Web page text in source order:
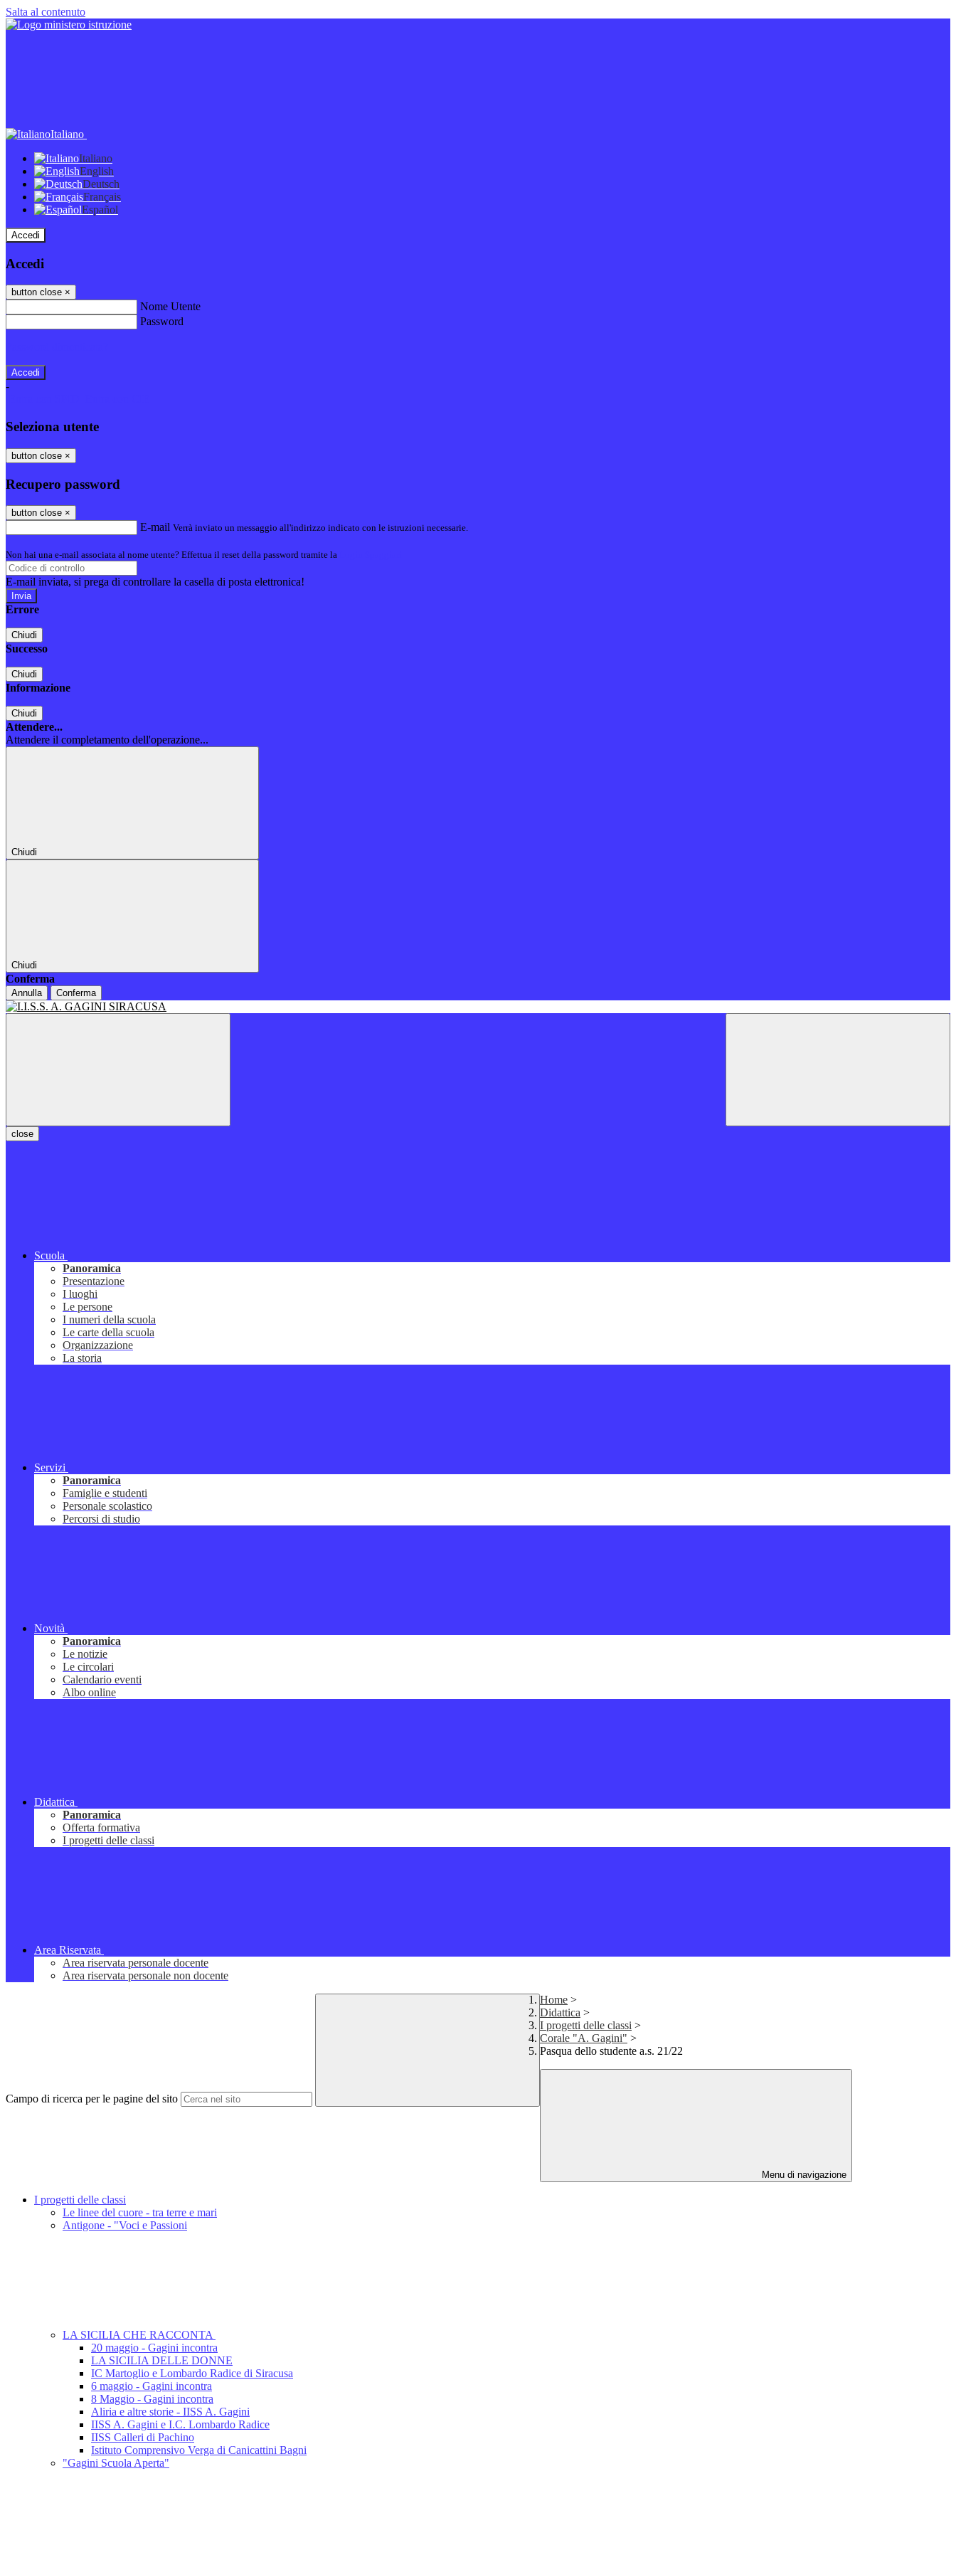
Salta al contenuto
Italiano
Italiano
English
Deutsch
Français
Español
Accedi
Accedi
button close ×
Nome Utente
Password
-
Seleziona utente
button close ×
Recupero password
button close ×
E-mail Verrà inviato un messaggio all'indirizzo indicato con le istruzioni necessarie.
Non hai una e-mail associata al nome utente? Effettua il reset della password tramite la
E-mail inviata, si prega di controllare la casella di posta elettronica!
Errore
Chiudi
Successo
Chiudi
Informazione
Chiudi
Attendere...
Attendere il completamento dell'operazione...
Chiudi
Chiudi
Conferma
Annulla Conferma
close
Scuola
Panoramica
Presentazione
I luoghi
Le persone
I numeri della scuola
Le carte della scuola
Organizzazione
La storia
Servizi
Panoramica
Famiglie e studenti
Personale scolastico
Percorsi di studio
Novità
Panoramica
Le notizie
Le circolari
Calendario eventi
Albo online
Didattica
Panoramica
Offerta formativa
I progetti delle classi
Area Riservata
Area riservata personale docente
Area riservata personale non docente
Campo di ricerca per le pagine del sito
Home >
Didattica >
I progetti delle classi >
Corale "A. Gagini" >
Pasqua dello studente a.s. 21/22
Menu di navigazione
I progetti delle classi
Le linee del cuore - tra terre e mari
Antigone - "Voci e Passioni
LA SICILIA CHE RACCONTA
20 maggio - Gagini incontra
LA SICILIA DELLE DONNE
IC Martoglio e Lombardo Radice di Siracusa
6 maggio - Gagini incontra
8 Maggio - Gagini incontra
Aliria e altre storie - IISS A. Gagini
IISS A. Gagini e I.C. Lombardo Radice
IISS Calleri di Pachino
Istituto Comprensivo Verga di Canicattini Bagni
"Gagini Scuola Aperta"